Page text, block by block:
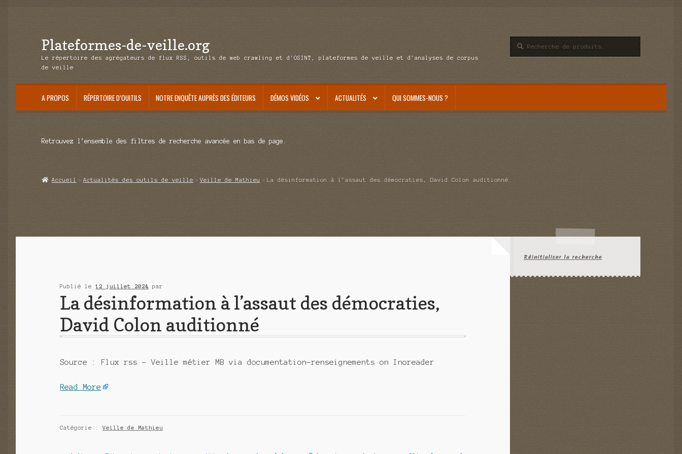
Aller
à
Aller
au
Plateformes-de-veille.org
Le répertoire des agrégateurs de flux RSS, outils de web crawling et d'OSINT, plateformes de veille et d'analyses de corpus
de veille
pour :
A PROPOS RÉPERTOIRE D’OUITILS NOTRE ENQUÊTE AUPRÈS DES ÉDITEURS DÉMOS VIDÉOS ACTUALITÉS QUI SOMMES-NOUS ?
Retrouvez l’ensemble des filtres de recherche avancée en bas de page.
Accueil Actualités des outils de veille Veille de Mathieu La désinformation à l’assaut des démocraties, David Colon auditionné
Publié le12 juillet 2024 par
La désinformation à l’assaut des démocraties,
David Colon auditionné
Source : Flux rss – Veille métier MB via documentation-renseignements on Inoreader
Read More
Catégorie :Veille de Mathieu
Réinitialiser la recherche